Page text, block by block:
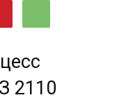
2110